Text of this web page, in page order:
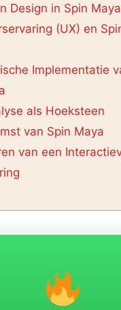
Design in Spin Maya
(UX) en
Implementatie
als Hoeksteen
van Spin Maya
van een